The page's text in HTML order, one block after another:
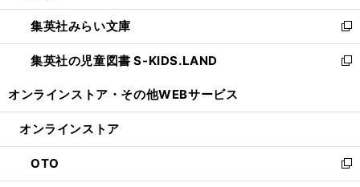
開
く
ウ
で
開
く
ン
ド
ウ
で
ウ
ィ
ン
ド
開
集英社みらい文庫
新
し
い
ン
ウ
で
開
集英社の児童図書 S-KIDS.LAND
新
ウ
ン
ド
ウ
オンラインストア・ その他WEBサービス
オンラインストア
OTO
新
し